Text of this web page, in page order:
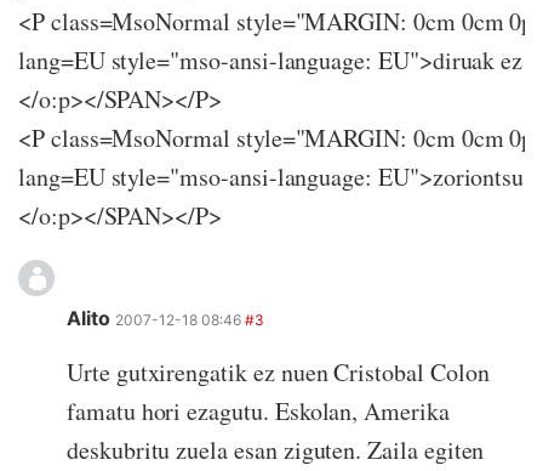
<P class=MsoNormal style="MARGIN: 0cm 0cm
lang=EU style="mso-ansi-language: EU">diruak ez
</o:p></SPAN></P>
<P class=MsoNormal style="MARGIN: 0cm 0cm
lang=EU style="mso-ansi-language: EU">zoriontsu
</o:p></SPAN></P>
Alito 2007-12-18 08:46 #3
Urte gutxirengatik ez nuen Cristobal Colon
famatu hori ezagutu. Eskolan, Amerika
deskubritu zuela esan ziguten. Zaila egiten